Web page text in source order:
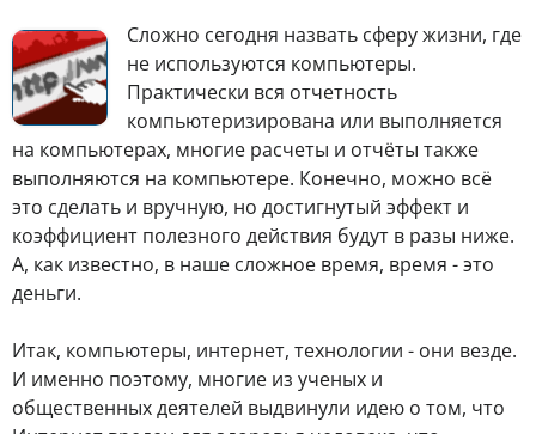
Сложно сегодня назвать сферу жизни, где
не используются компьютеры.
Практически вся отчетность
компьютеризирована или выполняется
на компьютерах, многие расчеты и отчёты также
выполняются на компьютере. Конечно, можно всё
это сделать и вручную, но достигнутый эффект и
коэффициент полезного действия будут в разы ниже.
А, как известно, в наше сложное время, время - это
деньги.
Итак, компьютеры, интернет, технологии - они везде.
И именно поэтому, многие из ученых и
общественных деятелей выдвинули идею о том, что